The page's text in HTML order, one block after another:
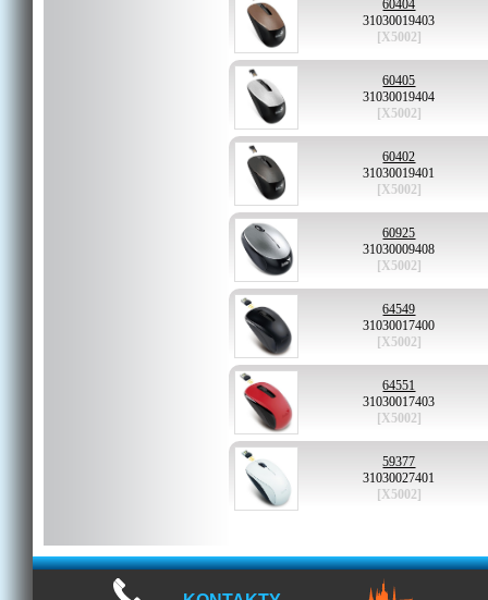
60404
31030019403
[X5002]
60405
31030019404
[X5002]
60402
31030019401
[X5002]
60925
31030009408
[X5002]
64549
31030017400
[X5002]
64551
31030017403
[X5002]
59377
31030027401
[X5002]